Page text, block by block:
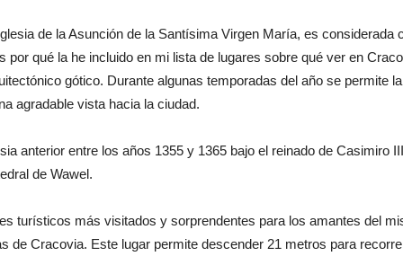
de la Asunción de la Santísima Virgen María, es considerada
por qué la he incluido en mi lista de lugares sobre qué ver en
gótico. Durante algunas temporadas del año se permite
agradable vista hacia la ciudad.
anterior entre los años 1355 y 1365 bajo el reinado de Casimiro
de Wawel.
turísticos más visitados y sorprendentes para los amantes del
de Cracovia. Este lugar permite descender 21 metros para